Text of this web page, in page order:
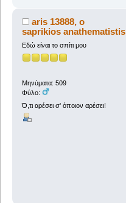
aris 13888, ο
saprikios anathematistis
Εδώ είναι το σπίτι μου
Μηνύματα: 509
Φύλο:
Ό,τι αρέσει σ' όποιον αρέσει!